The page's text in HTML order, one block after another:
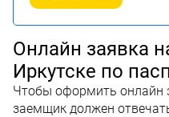
Онлайн заявка
Иркутске по
Чтобы оформить онлайн
заемщик должен